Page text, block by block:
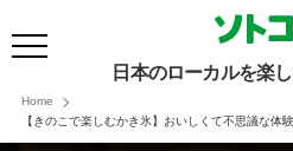
日本のローカルを楽
Home
【きのこで楽しむかき氷】おいしくて不思議な体